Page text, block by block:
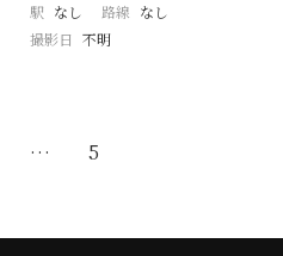
駅 なし 路線 なし
撮影日 不明
… 5